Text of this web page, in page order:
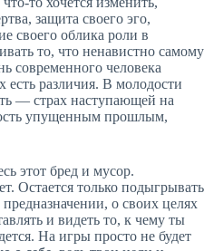
защита своего эго,
своего облика роли в
то, что ненавистно самому
современного человека
различия. В молодости
— страх наступающей на
упущенным прошлым,
этот бред и мусор.
Остается только подыгрывать
о своих целях
и видеть то, к чему ты
На игры просто не будет